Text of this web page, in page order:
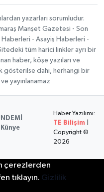
yazarları sorumludur.
Manşet Gazetesi - Son
Haberleri - Asayiş Haberleri -
tüm harici linkler ayrı bir
haber, köşe yazıları ve
gösterilse dahi, herhangi bir
yayınlanamaz
Künye
Haber Yazılımı:
TE Bilişim
Copyright ©
2026
çerezlerden
tıklayın. Gizlilik